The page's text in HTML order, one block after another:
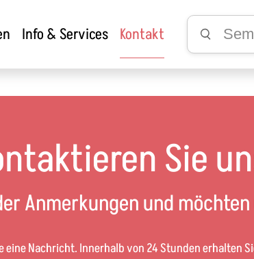
Info & Services Kontakt
Sie
Anmerkungen und
eine Nachricht. Innerhalb von 24 Stunden erhalten